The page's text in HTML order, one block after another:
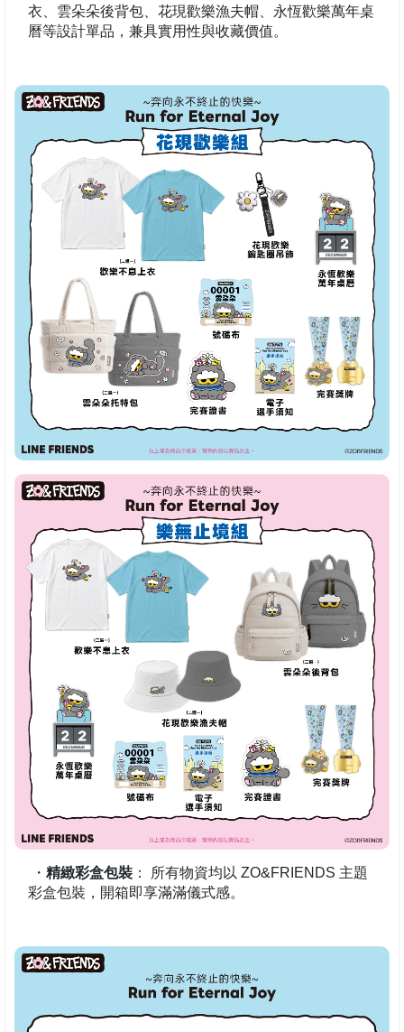
衣、雲朵朵後背包、花現歡樂漁夫帽、永恆歡樂萬年桌
曆等設計單品，兼具實用性與收藏價值。
・ 精緻彩盒包裝 ： 所有物資均以 ZO&FRIENDS 主題
彩盒包裝，開箱即享滿滿儀式感。